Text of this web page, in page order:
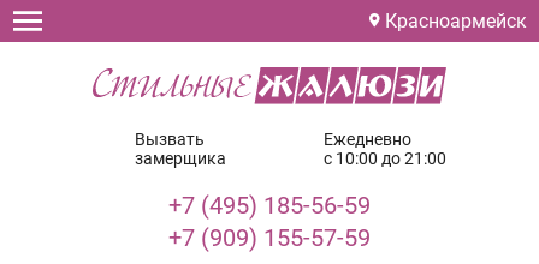
Красноармейск
Вызвать
замерщика
Ежедневно
с 10:00 до 21:00
+7 (495) 185-56-59
+7 (909) 155-57-59